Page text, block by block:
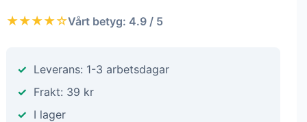
★★★★☆Vårt betyg: 4.9 / 5
Leverans: 1-3 arbetsdagar
Frakt: 39 kr
I lager